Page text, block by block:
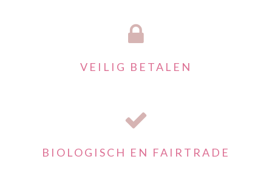
VEILIG BETALEN
BIOLOGISCH EN FAIRTRADE